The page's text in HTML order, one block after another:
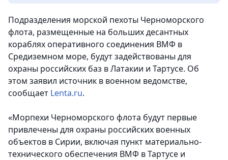
Подразделения морской пехоты Черноморского
флота, размещенные на больших десантных
кораблях оперативного соединения ВМФ в
Средиземном море, будут задействованы для
охраны российских баз в Латакии и Тартусе. Об
этом заявил источник в военном ведомстве,
сообщает Lenta.ru.
«Морпехи Черноморского флота будут первые
привлечены для охраны российских военных
объектов в Сирии, включая пункт материально-
технического обеспечения ВМФ в Тартусе и